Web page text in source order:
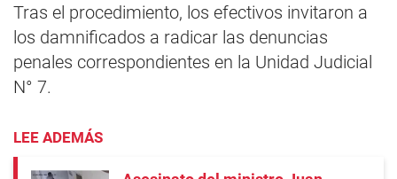
Tras el procedimiento, los efectivos invitaron a
los damnificados a radicar las denuncias
penales correspondientes en la Unidad Judicial
N° 7.
LEE ADEMÁS